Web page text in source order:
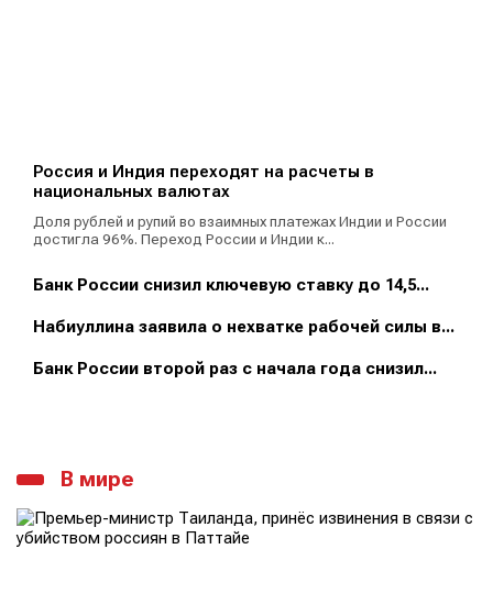
Россия и Индия переходят на расчеты в
национальных валютах
Доля рублей и рупий во взаимных платежах Индии и России
достигла 96%. Переход России и Индии к...
Банк России снизил ключевую ставку до 14,5...
Набиуллина заявила о нехватке рабочей силы в...
Банк России второй раз с начала года снизил...
В мире